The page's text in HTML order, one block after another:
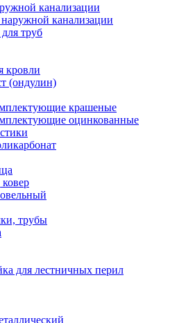
канализации
канализации
труб
кровли
(ондулин)
крашеные
оцинкованные
трубы
для лестничных перил